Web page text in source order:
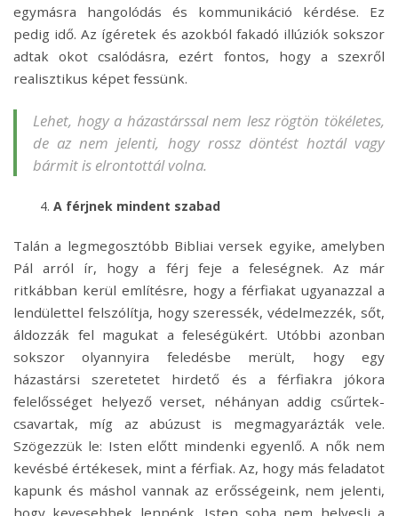
egymásra hangolódás és kommunikáció kérdése. Ez
pedig idő. Az ígéretek és azokból fakadó illúziók sokszor
adtak okot csalódásra, ezért fontos, hogy a szexről
realisztikus képet fessünk.
Lehet, hogy a házastárssal nem lesz rögtön tökéletes,
de az nem jelenti, hogy rossz döntést hoztál vagy
bármit is elrontottál volna.
A férjnek mindent szabad
Talán a legmegosztóbb Bibliai versek egyike, amelyben
Pál arról ír, hogy a férj feje a feleségnek. Az már
ritkábban kerül említésre, hogy a férfiakat ugyanazzal a
lendülettel felszólítja, hogy szeressék, védelmezzék, sőt,
áldozzák fel magukat a feleségükért. Utóbbi azonban
sokszor olyannyira feledésbe merült, hogy egy
házastársi szeretetet hirdető és a férfiakra jókora
felelősséget helyező verset, néhányan addig csűrtek-
csavartak, míg az abúzust is megmagyarázták vele.
Szögezzük le: Isten előtt mindenki egyenlő. A nők nem
kevésbé értékesek, mint a férfiak. Az, hogy más feladatot
kapunk és máshol vannak az erősségeink, nem jelenti,